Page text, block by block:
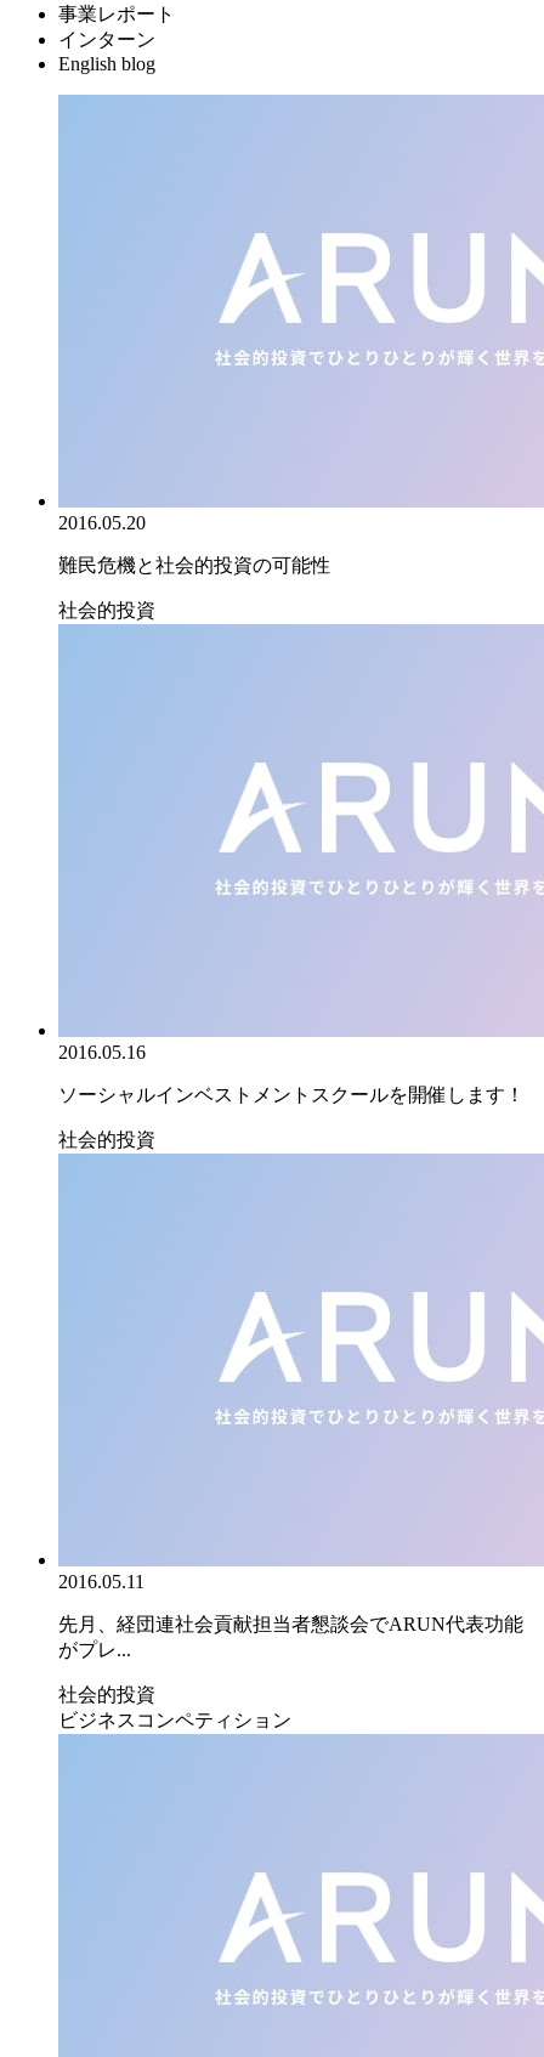
事業レポート
インターン
English blog
2016.05.20
難民危機と社会的投資の可能性
社会的投資
2016.05.16
ソーシャルインベストメントスクールを開催します！
社会的投資
2016.05.11
先月、経団連社会貢献担当者懇談会でARUN代表功能
がプレ...
社会的投資
ビジネスコンペティション